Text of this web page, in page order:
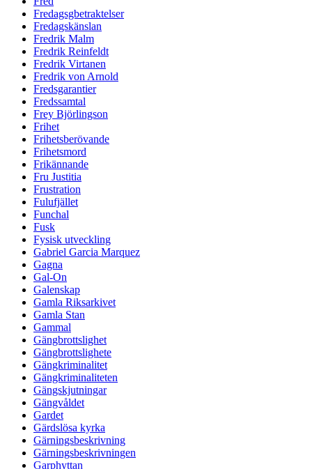
Fredagsgbetraktelser
Fredagskänslan
Fredrik Malm
Fredrik Reinfeldt
Fredrik Virtanen
Fredrik von Arnold
Fredsgarantier
Fredssamtal
Frey Björlingson
Frihet
Frihetsberövande
Frihetsmord
Frikännande
Fru Justitia
Frustration
Fulufjället
Funchal
Fusk
Fysisk utveckling
Gabriel Garcia Marquez
Gagna
Gal-On
Galenskap
Gamla Riksarkivet
Gamla Stan
Gammal
Gängbrottslighet
Gängbrottslighete
Gängkriminalitet
Gängkriminaliteten
Gängskjutningar
Gängvåldet
Gardet
Gärdslösa kyrka
Gärningsbeskrivning
Gärningsbeskrivningen
Garphyttan